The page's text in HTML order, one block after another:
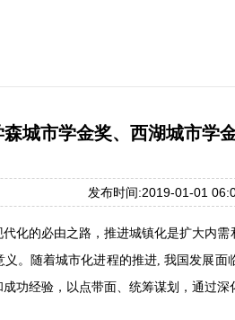
城市学金奖、西湖城市学
发布时间:2019-01-01
化的必由之路，推进城镇化是扩大内
。随着城市化进程的推进, 我国发展
功经验，以点带面、统筹谋划，通过深